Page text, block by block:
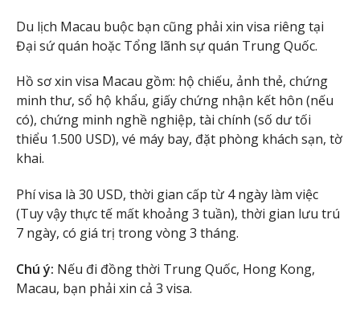
Du lịch Macau buộc bạn cũng phải xin visa riêng tại
Đại sứ quán hoặc Tổng lãnh sự quán Trung Quốc.
Hồ sơ xin visa Macau gồm: hộ chiếu, ảnh thẻ, chứng
minh thư, sổ hộ khẩu, giấy chứng nhận kết hôn (nếu
có), chứng minh nghề nghiệp, tài chính (số dư tối
thiểu 1.500 USD), vé máy bay, đặt phòng khách sạn, tờ
khai.
Phí visa là 30 USD, thời gian cấp từ 4 ngày làm việc
(Tuy vậy thực tế mất khoảng 3 tuần), thời gian lưu trú
7 ngày, có giá trị trong vòng 3 tháng.
Chú ý: Nếu đi đồng thời Trung Quốc, Hong Kong,
Macau, bạn phải xin cả 3 visa.